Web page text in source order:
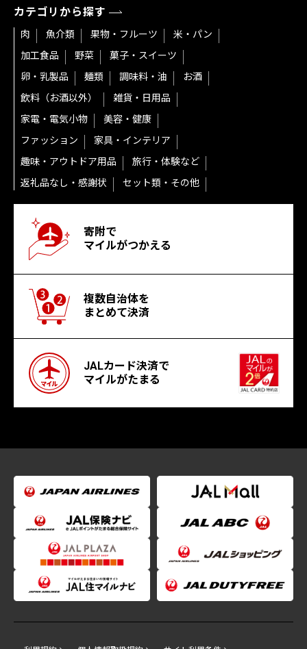
カテゴリから探す
肉 魚介類 果物・フルーツ
米・パン
加工食品
野菜
菓子・スイーツ
卵・乳製品
麺類 調味料・油
お酒
飲料（お酒以外）
雑貨・日用品
家電・電気小物
美容・健康
ファッション
家具・インテリア
趣味・アウトドア用品
旅行・体験など
返礼品なし・感謝状
セット類・その他
寄附で
マイルがつかえる
複数自治体を
まとめて決済
JALカード決済で
マイルがたまる